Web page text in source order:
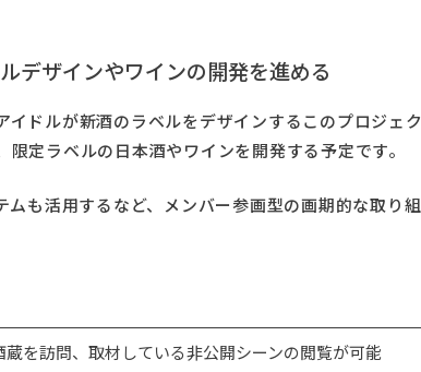
デザインやワインの開発を進める
イドルが新酒のラベルをデザインするこのプロジェ
限定ラベルの日本酒やワインを開発する予定です。
ムも活用するなど、メンバー参画型の画期的な取り
蔵を訪問、取材している非公開シーンの閲覧が可能